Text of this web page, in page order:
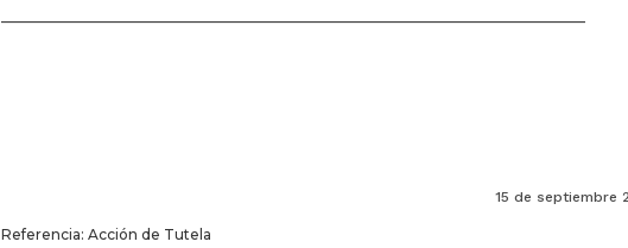
15 de septiembre
Referencia: Acción de Tutela